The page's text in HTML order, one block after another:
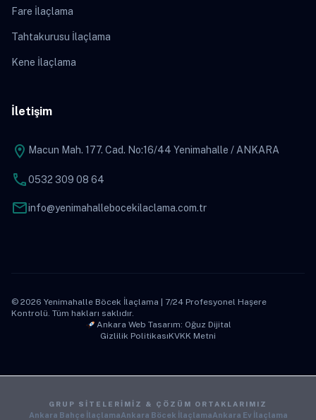
Fare İlaçlama
Tahtakurusu İlaçlama
Kene İlaçlama
İletişim
location_on Macun Mah. 177. Cad. No:16/44 Yenimahalle / ANKARA
phone0532 309 08 64
mailinfo@yenimahallebocekilaclama.com.tr
© 2026 Yenimahalle Böcek İlaçlama | 7/24 Profesyonel Haşere
Kontrolü. Tüm hakları saklıdır.
Ankara Web Tasarım: Oğuz Dijital
Gizlilik PolitikasıKVKK Metni
GRUP SITELERIMIZ & ÇÖZÜM ORTAKLARIMIZ
Ankara Bahçe İlaçlamaAnkara Böcek İlaçlamaAnkara Ev İlaçlama